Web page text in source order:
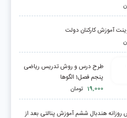
آموزش کارکنان دولت
طرح درس و روش تدریس ریاضی
پنجم فصل1 الگوها
19,000 تومان
روزانه هندبال ششم آموزش پنالتی بعد از